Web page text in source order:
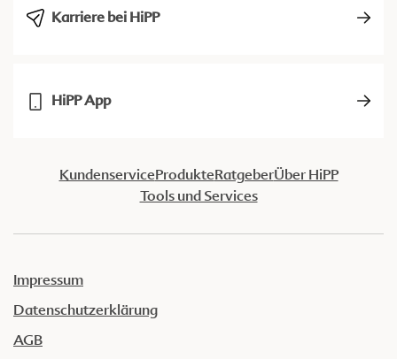
Karriere bei HiPP
HiPP App
KundenserviceProdukteRatgeberÜber HiPP
Tools und Services
Impressum
Datenschutzerklärung
AGB